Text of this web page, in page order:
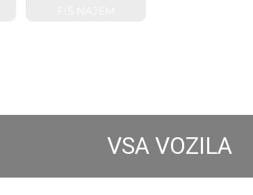
VSA VOZILA